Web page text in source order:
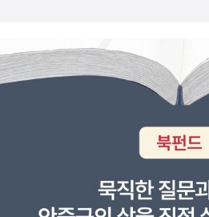
윤지영 옮김 / 작은책방비니가 좋아
악어가 등장하고 무서움에 떨던 아이
어에게 겁을 주는 이야기. 그 긴장감
을 사로잡았나 보다. (비니는 별 다섯,
우뚝이 레오 리오니 글 그림, 엄혜숙
에 본 그림책 중 성공적인 그림책.레
이>에 별다른 반응을 보이지 않던 비
시 읽어달라고 가져왔다. 특별한 재